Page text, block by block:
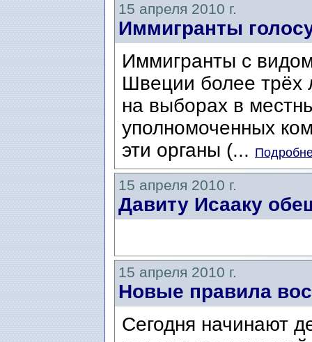
15 апреля 2010 г.
Иммигранты
Иммигранты с
Швеции более трёх
на выборах в
уполномоченных
эти органы (...
15 апреля 2010 г.
Давиту Исааку
15 апреля 2010 г.
Новые правила
Сегодня начинают